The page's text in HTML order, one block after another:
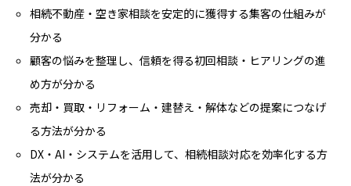
相続不動産・空き家相談を安定的に獲得する集客の仕組みが
分かる
顧客の悩みを整理し、信頼を得る初回相談・ヒアリングの進
め方が分かる
売却・買取・リフォーム・建替え・解体などの提案につなげ
る方法が分かる
DX・AI・システムを活用して、相続相談対応を効率化する方
法が分かる